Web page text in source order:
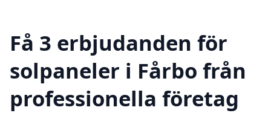
Få 3 erbjudanden för
solpaneler i Fårbo från
professionella företag